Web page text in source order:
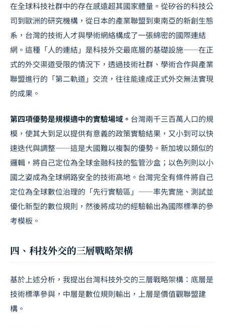
在全球科技社群中的存在感遠超其國家體量。從矽谷的科技公
司到歐洲的研究機構，從日本的產業聯盟到東南亞的新創生態
系，台灣的技術人才與學術網絡構成了一張綿密的國際連結
網。這種「人的連結」是科技外交最底層的基礎設施——在正
式的外交渠道受限的情況下，透過技術社群、學術合作與產業
聯盟進行的「第二軌道」交流，往往能達成正式外交無法實現
的成果。
第四項優勢是規模適中的實驗場域。 台灣兩千三百萬人口的規
模，使其大到足以提供有意義的政策實驗結果，又小到可以快
速迭代與調整——這是大國難以複製的優勢。新加坡以類似的
邏輯，將自己定位為全球金融科技的監管沙盒；以色列則以小
國之姿成為全球網路安全的技術高地。台灣完全有條件將自己
定位為全球數位治理的「先行實驗區」——率先實施、測試並
優化新型的數位規則，然後將成功的經驗輸出為國際標準的參
考模板。
四、科技外交的三層戰略架構
基於上述分析，我提出台灣科技外交的三層戰略架構：底層是
技術標準參與，中層是數位規則輸出，上層是價值觀聯盟建
構。